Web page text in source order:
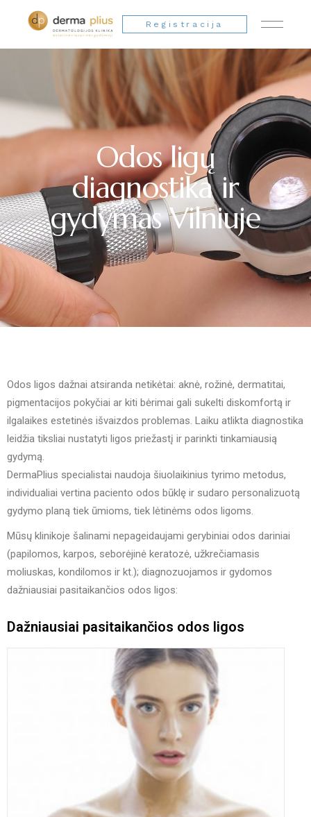
Registracija
Odos ligų
diagnostika ir
gydymas Vilniuje
Odos ligos dažnai atsiranda netikėtai: aknė, rožinė, dermatitai,
pigmentacijos pokyčiai ar kiti bėrimai gali sukelti diskomfortą ir
ilgalaikes estetinės išvaizdos problemas. Laiku atlikta diagnostika
leidžia tiksliai nustatyti ligos priežastį ir parinkti tinkamiausią
gydymą.
DermaPlius specialistai naudoja šiuolaikinius tyrimo metodus,
individualiai vertina paciento odos būklę ir sudaro personalizuotą
gydymo planą tiek ūmioms, tiek lėtinėms odos ligoms.
Mūsų klinikoje šalinami nepageidaujami gerybiniai odos dariniai
(papilomos, karpos, seborėjinė keratozė, užkrečiamasis
moliuskas, kondilomos ir kt.); diagnozuojamos ir gydomos
dažniausiai pasitaikančios odos ligos:
Dažniausiai pasitaikančios odos ligos